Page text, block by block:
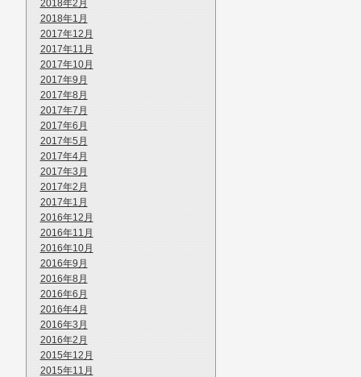
2018年2月
2018年1月
2017年12月
2017年11月
2017年10月
2017年9月
2017年8月
2017年7月
2017年6月
2017年5月
2017年4月
2017年3月
2017年2月
2017年1月
2016年12月
2016年11月
2016年10月
2016年9月
2016年8月
2016年6月
2016年4月
2016年3月
2016年2月
2015年12月
2015年11月